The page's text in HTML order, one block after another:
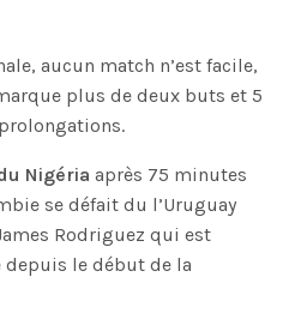
aucun match n’est facile,
plus de deux buts et 5
Nigéria après 75 minutes
se défait du l’Uruguay
Rodriguez qui est
le début de la